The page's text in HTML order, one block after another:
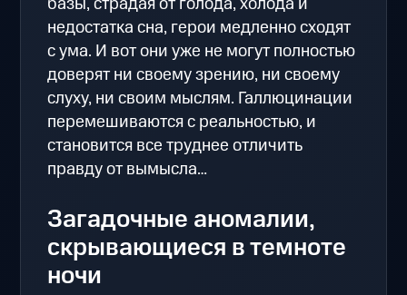
недостатка сна, герои медленно сходят
с ума. И вот они уже не могут полностью
доверят ни своему зрению, ни своему
слуху, ни своим мыслям. Галлюцинации
перемешиваются с реальностью, и
становится все труднее отличить
правду от вымысла…
Загадочные аномалии,
скрывающиеся в темноте
ночи